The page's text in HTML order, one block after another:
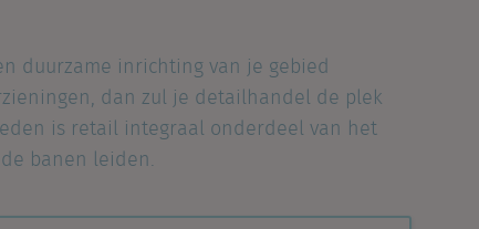
duurzame inrichting van je gebied
dan zul je detailhandel de plek
is retail integraal onderdeel van het
banen leiden.